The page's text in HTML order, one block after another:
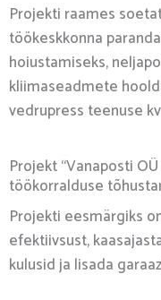
Projekti raames
töökeskkonna
hoiustamiseks,
kliimaseadmete
vedrupress teenuse
Projekt “Vanaposti
töökorralduse
Projekti eesmärgiks
efektiivsust,
kulusid ja lisada